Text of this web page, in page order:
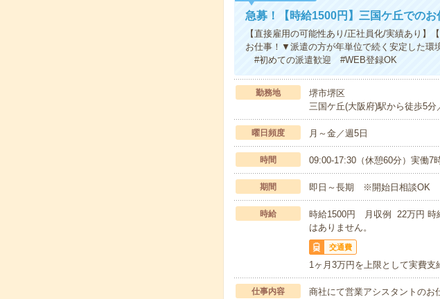
急募！【時給1500円】三国ケ丘でのお
【直接雇用の可能性あり/正社員化/実績あり
お仕事！▼派遣の方が年単位で続く安定した環
#初めての派遣歓迎 #WEB登録OK
勤務地
堺市堺区
三国ケ丘(大阪府)駅から徒歩5分
曜日頻度 月～金／週5日
時間 09:00-17:30（休憩60分）実働7
期間 即日～長期 ※開始日相談OK
時給
時給1500円 月収例 22万円 時
はありません。
交通費
1ヶ月3万円を上限として実費支
仕事内容
商社にて営業アシスタントのお